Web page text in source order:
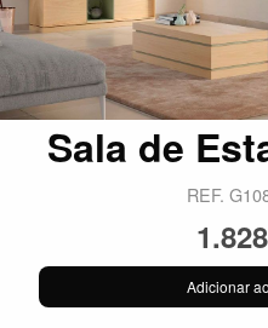
Sala de
REF.
Adicionar